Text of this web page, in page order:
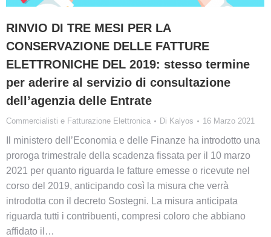
RINVIO DI TRE MESI PER LA
CONSERVAZIONE DELLE FATTURE
ELETTRONICHE DEL 2019: stesso termine
per aderire al servizio di consultazione
dell’agenzia delle Entrate
Commercialisti e Fatturazione Elettronica Di Kalyos 16 Marzo 2021
Il ministero dell’Economia e delle Finanze ha introdotto una
proroga trimestrale della scadenza fissata per il 10 marzo
2021 per quanto riguarda le fatture emesse o ricevute nel
corso del 2019, anticipando così la misura che verrà
introdotta con il decreto Sostegni. La misura anticipata
riguarda tutti i contribuenti, compresi coloro che abbiano
affidato il…